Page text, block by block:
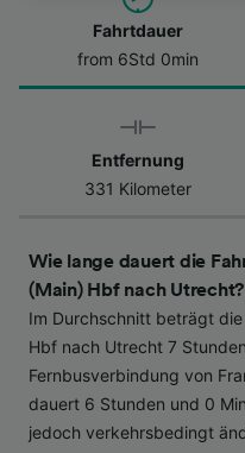
Fahrtdauer
from 6Std 0min
Entfernung
331 Kilometer
Wie lange dauert die
(Main) Hbf nach Utrecht?
Im Durchschnitt beträgt
Hbf nach Utrecht 7
Fernbusverbindung von
dauert 6 Stunden und 0
jedoch verkehrsbedingt
werden unseren
haben keinen
Daten werden nicht
verwendet, wenn
Surfverhalten nicht
Folgendes
Verwendung
aktiv abfragen.
Informationen auf
Personalisierte
von Werbeleistung
Inhalten,
Entwicklung und